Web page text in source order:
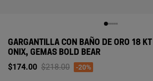
GARGANTILLA CON BAÑO DE ORO 18
ONIX, GEMAS BOLD BEAR
$174.00 Price reduced from
$218.00to-20%